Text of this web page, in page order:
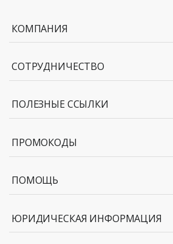
КОМПАНИЯ
СОТРУДНИЧЕСТВО
ПОЛЕЗНЫЕ ССЫЛКИ
ПРОМОКОДЫ
ПОМОЩЬ
ЮРИДИЧЕСКАЯ ИНФОРМАЦИЯ